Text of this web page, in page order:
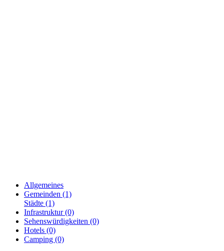
Allgemeines
Gemeinden (1)
Städte (1)
Infrastruktur (0)
Sehenswürdigkeiten (0)
Hotels (0)
Camping (0)